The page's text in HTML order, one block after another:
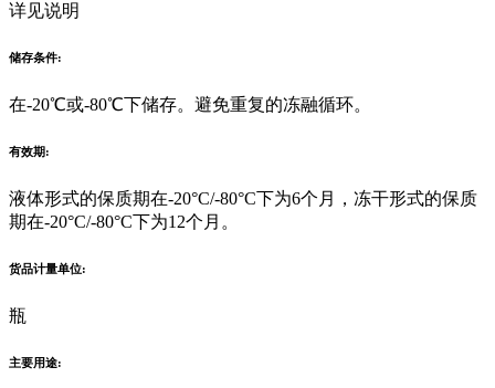
详见说明
储存条件:
在-20℃或-80℃下储存。避免重复的冻融循环。
有效期:
液体形式的保质期在-20°C/-80°C下为6个月，冻干形式的保质
期在-20°C/-80°C下为12个月。
货品计量单位:
瓶
主要用途: